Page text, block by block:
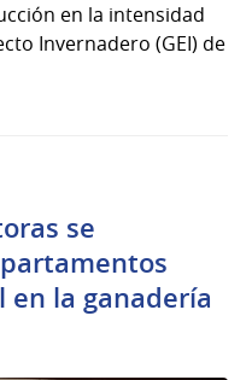
en la intensidad
Invernadero (GEI) de
se
la ganadería